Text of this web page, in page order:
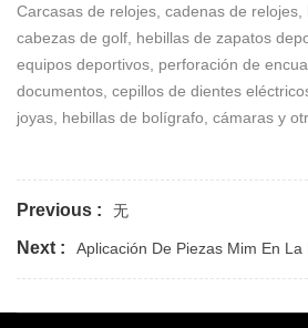
Carcasas de relojes, cadenas de relojes,
cabezas de golf, hebillas de zapatos
equipos deportivos, perforación de
documentos, cepillos de dientes
joyas, hebillas de bolígrafo, cámaras y
Previous : 无
Next : Aplicación De Piezas Mim En